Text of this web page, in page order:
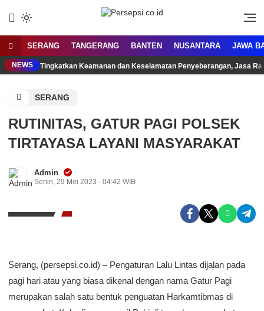
SERANG TANGERANG BANTEN NUSANTARA JAWA
NEWS Tingkatkan Keamanan dan Keselamatan Penyeberangan, Jasa
SERANG
RUTINITAS, GATUR PAGI POLSEK
TIRTAYASA LAYANI MASYARAKAT
Admin
Senin, 29 Mei 2023 - 04:42 WIB
Serang, (persepsi.co.id) – Pengaturan Lalu Lintas dijalan pada
pagi hari atau yang biasa dikenal dengan nama Gatur Pagi
merupakan salah satu bentuk penguatan Harkamtibmas di